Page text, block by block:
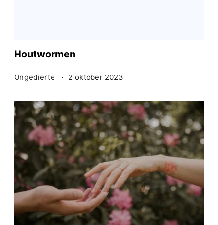
Houtwormen
Ongedierte 2 oktober 2023